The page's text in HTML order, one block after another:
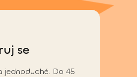
se
jednoduché. Do 45